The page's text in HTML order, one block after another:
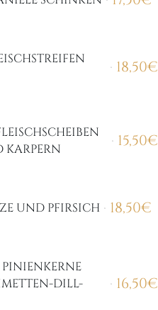
18,50€
15,50€
UND PFIRSICH 18,50€
DILL-
16,50€